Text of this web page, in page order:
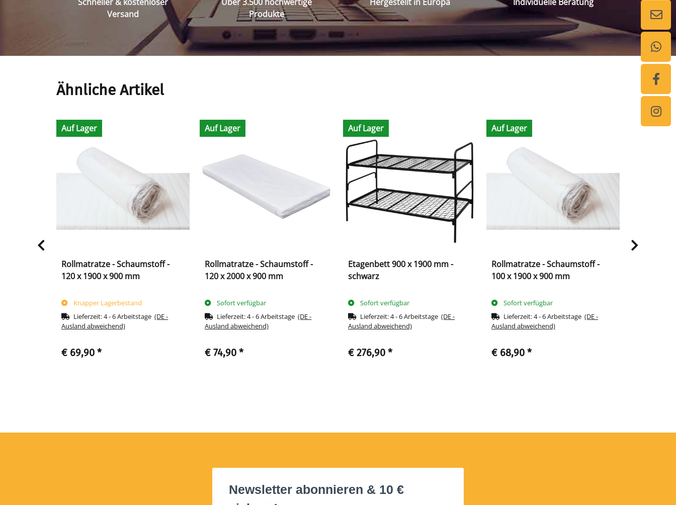
Versand
Produkte
Ähnliche Artikel
Auf Lager
Rollmatratze - Schaumstoff -
120 x 1900 x 900 mm
Knapper Lagerbestand
Lieferzeit:4 - 6 Arbeitstage(DE -
Ausland abweichend)
€ 69,90 *
Auf Lager
Rollmatratze - Schaumstoff -
120 x 2000 x 900 mm
Sofort verfügbar
Lieferzeit:4 - 6 Arbeitstage(DE -
Ausland abweichend)
€ 74,90 *
Auf Lager
Etagenbett 900 x 1900 mm -
schwarz
Sofort verfügbar
Lieferzeit:4 - 6 Arbeitstage(DE -
Ausland abweichend)
€ 276,90 *
Auf Lager
Rollmatratze - Schaumstoff -
100 x 1900 x 900 mm
Sofort verfügbar
Lieferzeit:4 - 6 Arbeitstage(DE -
Ausland abweichend)
€ 68,90 *
Auf Lager